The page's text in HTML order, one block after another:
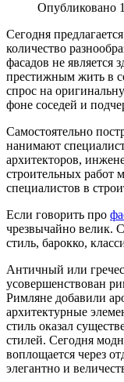
Опубликовано
Сегодня
количество
фасадов не является
престижным жить в
спрос на
фоне соседей и
Самостоятельно
нанимают
архитекторов,
строительных работ
специалистов в
Если говорить про
чрезвычайно велик.
стиль, барокко,
Античный или
усовершенствован
Римляне добавили
архитектурные
стиль оказал
стилей. Сегодня
воплощается через
элегантно и